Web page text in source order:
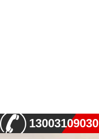
13003109030